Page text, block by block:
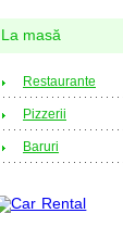
La masă
Restaurante
Pizzerii
Baruri